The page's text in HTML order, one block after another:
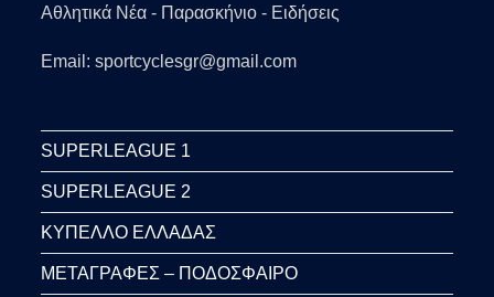
Αθλητικά Νέα - Παρασκήνιο - Ειδήσεις
Email: sportcyclesgr@gmail.com
SUPERLEAGUE 1
SUPERLEAGUE 2
ΚΥΠΕΛΛΟ ΕΛΛΑΔΑΣ
ΜΕΤΑΓΡΑΦΕΣ – ΠΟΔΟΣΦΑΙΡΟ